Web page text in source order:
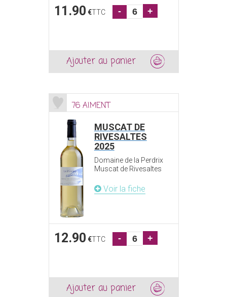
11.90 €TTC - +
Ajouter au panier
76 AIMENT
MUSCAT DE
RIVESALTES
2025
Domaine de la Perdrix
Muscat de Rivesaltes
Voir la fiche
12.90 €TTC - +
Ajouter au panier